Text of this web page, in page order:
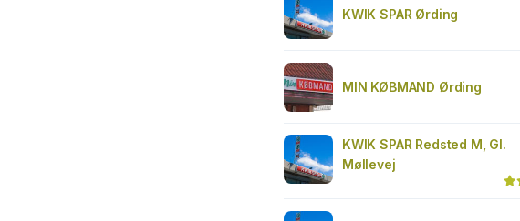
KWIK SPAR Ørding
MIN KØBMAND Ørding
KWIK SPAR Redsted M, Gl.
Møllevej